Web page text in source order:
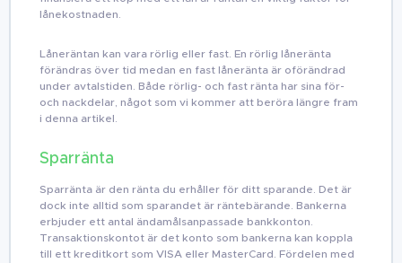
lånekostnaden.
Låneräntan kan vara rörlig eller fast. En rörlig låneränta
förändras över tid medan en fast låneränta är oförändrad
under avtalstiden. Både rörlig- och fast ränta har sina för-
och nackdelar, något som vi kommer att beröra längre fram
i denna artikel.
Sparränta
Sparränta är den ränta du erhåller för ditt sparande. Det är
dock inte alltid som sparandet är räntebärande. Bankerna
erbjuder ett antal ändamålsanpassade bankkonton.
Transaktionskontot är det konto som bankerna kan koppla
till ett kreditkort som VISA eller MasterCard. Fördelen med